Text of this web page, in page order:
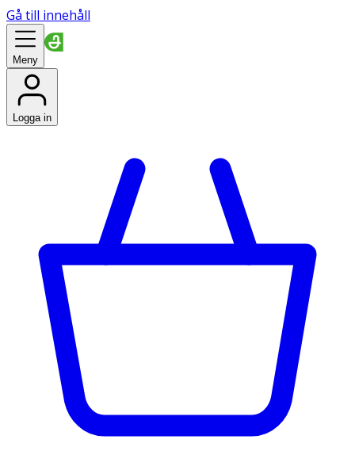
Gå till innehåll
Meny
Logga in